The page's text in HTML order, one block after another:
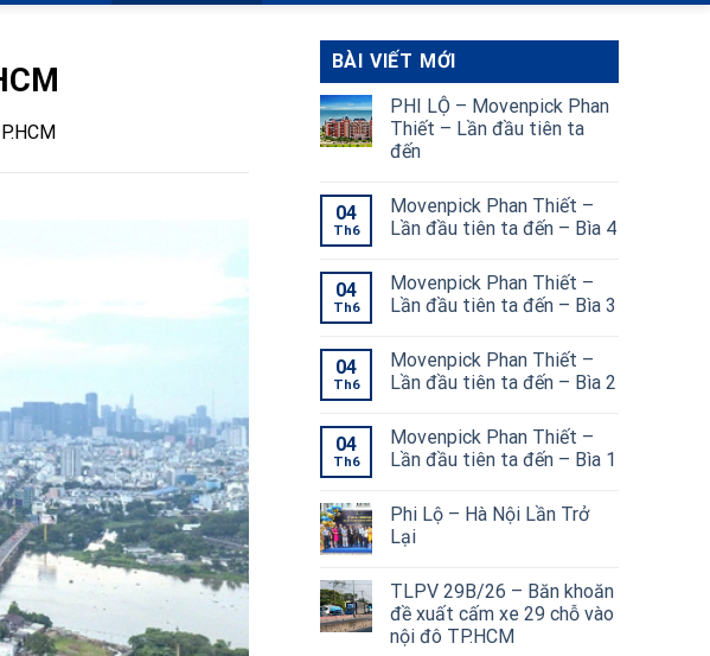
BÀI VIẾT MỚI
PHI LỘ – Movenpick Phan
Thiết – Lần đầu tiên ta
đến
04
Th6
Movenpick Phan Thiết –
Lần đầu tiên ta đến – Bìa 4
04
Th6
Movenpick Phan Thiết –
Lần đầu tiên ta đến – Bìa 3
04
Th6
Movenpick Phan Thiết –
Lần đầu tiên ta đến – Bìa 2
04
Th6
Movenpick Phan Thiết –
Lần đầu tiên ta đến – Bìa 1
Phi Lộ – Hà Nội Lần Trở
Lại
TLPV 29B/26 – Băn khoăn
đề xuất cấm xe 29 chỗ vào
nội đô TP.HCM